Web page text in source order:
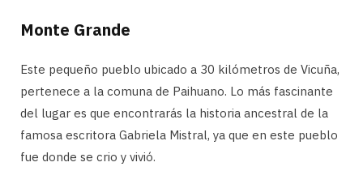
Monte Grande
Este pequeño pueblo ubicado a 30 kilómetros de Vicuña,
pertenece a la comuna de Paihuano. Lo más fascinante
del lugar es que encontrarás la historia ancestral de la
famosa escritora Gabriela Mistral, ya que en este pueblo
fue donde se crio y vivió.